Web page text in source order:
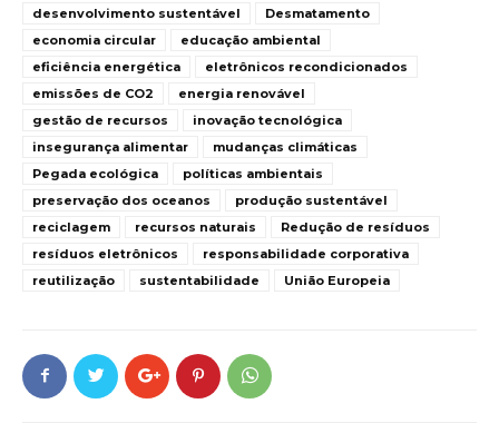
desenvolvimento sustentável
Desmatamento
economia circular
educação ambiental
eficiência energética
eletrônicos recondicionados
emissões de CO2
energia renovável
gestão de recursos
inovação tecnológica
insegurança alimentar
mudanças climáticas
Pegada ecológica
políticas ambientais
preservação dos oceanos
produção sustentável
reciclagem
recursos naturais
Redução de resíduos
resíduos eletrônicos
responsabilidade corporativa
reutilização
sustentabilidade União Europeia